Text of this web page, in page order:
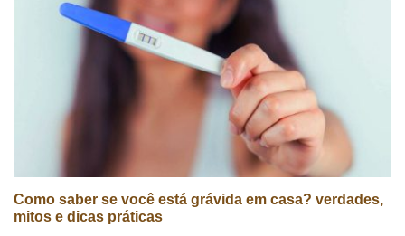
Como saber se você está grávida em casa? verdades,
mitos e dicas práticas